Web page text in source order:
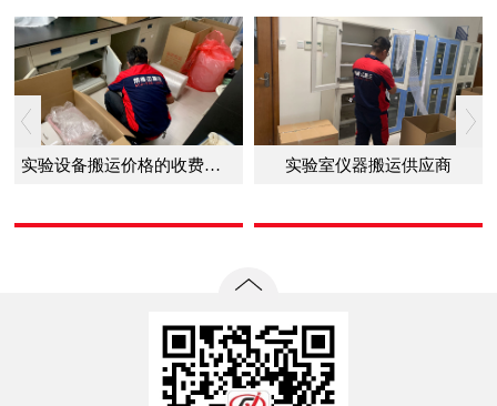
实验设备搬运价格的收费标准 实验室仪器搬运供应商